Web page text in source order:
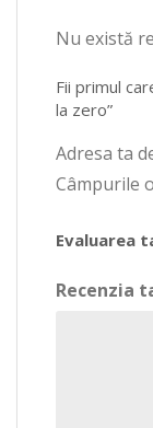
Nu există
Fii primul
la zero”
Adresa ta
Câmpurile
Evaluarea
Recenzia